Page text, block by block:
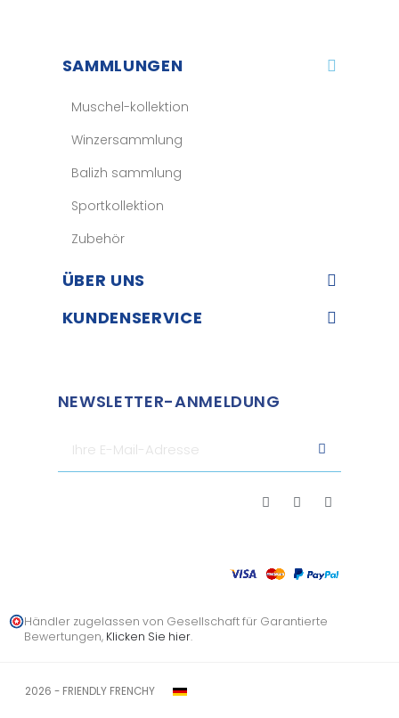
SAMMLUNGEN
Muschel-kollektion
Winzersammlung
Balizh sammlung
Sportkollektion
Zubehör
ÜBER UNS​
KUNDENSERVICE​
NEWSLETTER-ANMELDUNG
Händler zugelassen von Gesellschaft für Garantierte
Bewertungen, Klicken Sie hier.
2026 - FRIENDLY FRENCHY